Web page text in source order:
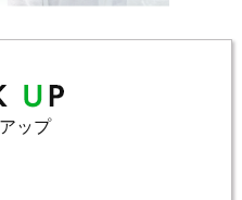
ップ